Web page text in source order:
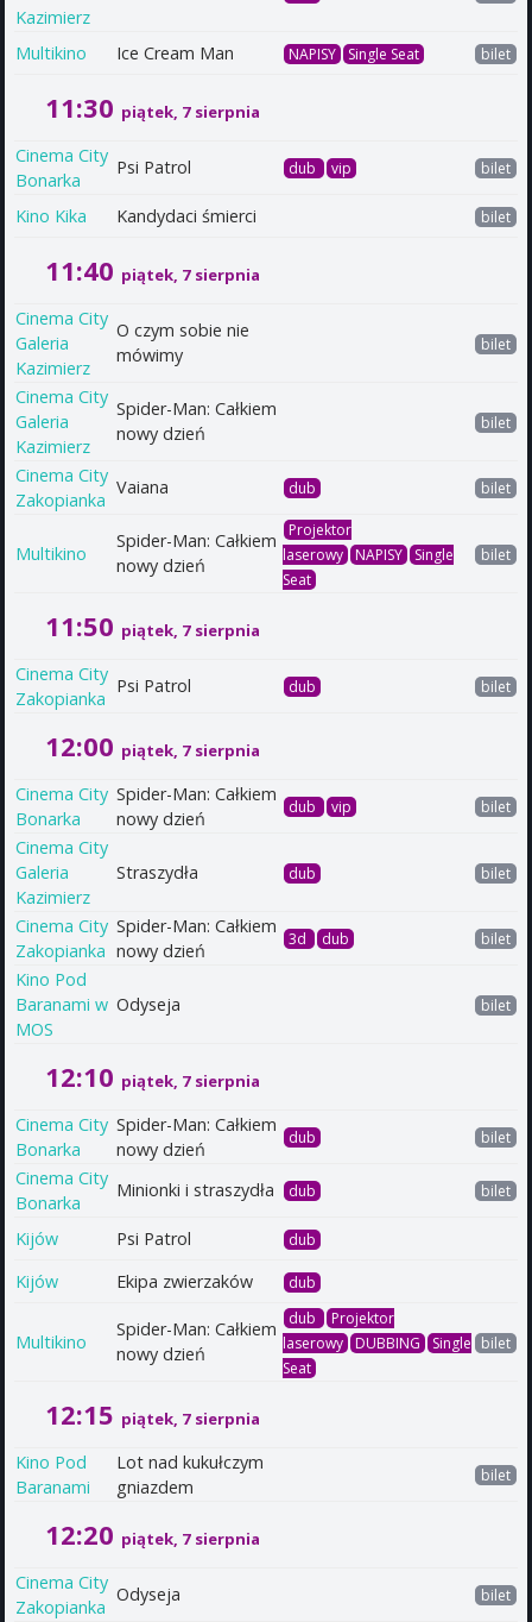
Kazimierz
Multikino Ice Cream Man NAPISY Single Seat bilet
11:30 piątek, 7 sierpnia
Cinema City
Bonarka
Psi Patrol dub vip bilet
Kino Kika Kandydaci śmierci bilet
11:40 piątek, 7 sierpnia
Cinema City
Galeria
Kazimierz
O czym sobie nie
mówimy
bilet
Cinema City
Galeria
Kazimierz
Spider-Man: Całkiem
nowy dzień
bilet
Cinema City
Zakopianka
Vaiana dub bilet
Multikino
Spider-Man: Całkiem
nowy dzień
Projektor
laserowy
NAPISY
Single
Seat
bilet
11:50 piątek, 7 sierpnia
Cinema City
Zakopianka
Psi Patrol dub bilet
12:00 piątek, 7 sierpnia
Cinema City
Bonarka
Spider-Man: Całkiem
nowy dzień
dub vip bilet
Cinema City
Galeria
Kazimierz
Straszydła dub bilet
Cinema City
Zakopianka
Spider-Man: Całkiem
nowy dzień
3d dub bilet
Kino Pod
Baranami w
MOS
Odyseja bilet
12:10 piątek, 7 sierpnia
Cinema City
Bonarka
Spider-Man: Całkiem
nowy dzień
dub bilet
Cinema City
Bonarka
Minionki i straszydła dub bilet
Kijów Psi Patrol dub
Kijów Ekipa zwierzaków dub
Multikino
Spider-Man: Całkiem
nowy dzień
dub
Projektor
laserowy
DUBBING
Single
Seat
bilet
12:15 piątek, 7 sierpnia
Kino Pod
Baranami
Lot nad kukułczym
gniazdem
bilet
12:20 piątek, 7 sierpnia
Cinema City
Zakopianka
Odyseja bilet